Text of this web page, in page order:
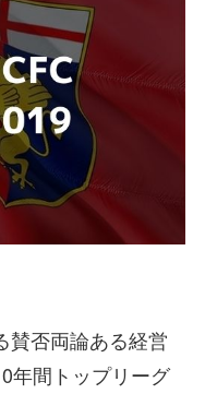
賛否両論ある経営
年間トップリーグ